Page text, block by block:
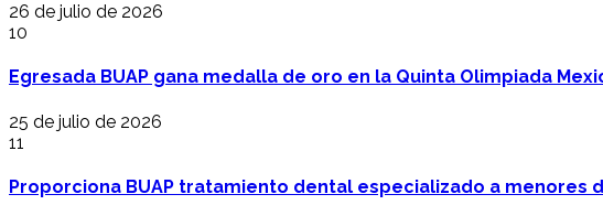
26 de julio de 2026
10
Egresada BUAP gana medalla de oro en la Quinta Olimpiada
25 de julio de 2026
11
Proporciona BUAP tratamiento dental especializado a menores